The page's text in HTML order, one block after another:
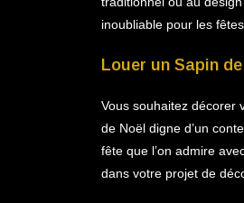
inoubliable pour les
Louer un Sapin
Vous souhaitez décorer
de Noël digne d’un
fête que l’on admire
dans votre projet de